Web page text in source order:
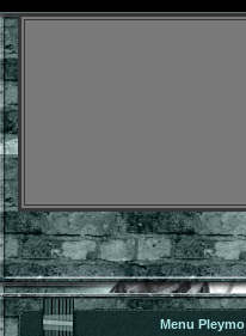
Menu Pleymo